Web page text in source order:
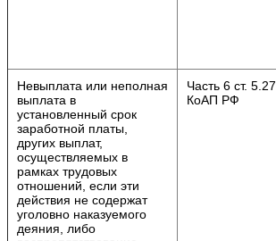
Невыплата или неполная
выплата в
установленный срок
заработной платы,
других выплат,
осуществляемых в
рамках трудовых
отношений, если эти
действия не содержат
уголовно наказуемого
деяния, либо
Часть 6 ст. 5.27
КоАП РФ